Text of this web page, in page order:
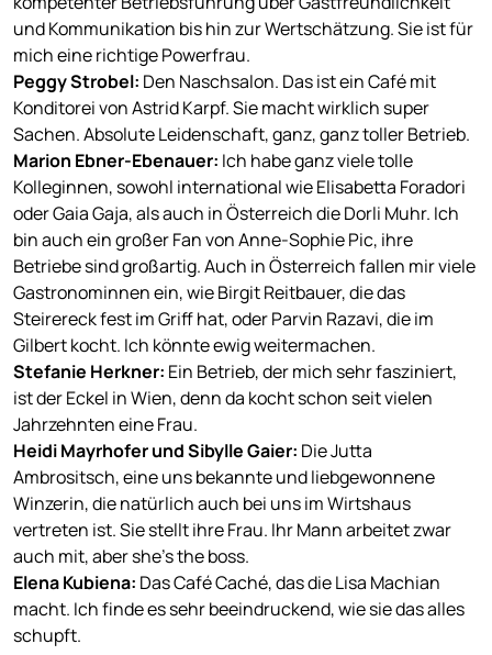
und Kommunikation bis hin zur Wertschätzung. Sie ist für
mich eine richtige Powerfrau.
Peggy Strobel: Den Naschsalon. Das ist ein Café mit
Konditorei von Astrid Karpf. Sie macht wirklich super
Sachen. Absolute Leidenschaft, ganz, ganz toller Betrieb.
Marion Ebner-Ebenauer: Ich habe ganz viele tolle
Kolleginnen, sowohl international wie Elisabetta Foradori
oder Gaia Gaja, als auch in Österreich die Dorli Muhr. Ich
bin auch ein großer Fan von Anne-Sophie Pic, ihre
Betriebe sind großartig. Auch in Österreich fallen mir viele
Gastronominnen ein, wie Birgit Reitbauer, die das
Steirereck fest im Griff hat, oder Parvin Razavi, die im
Gilbert kocht. Ich könnte ewig weitermachen.
Stefanie Herkner: Ein Betrieb, der mich sehr fasziniert,
ist der Eckel in Wien, denn da kocht schon seit vielen
Jahrzehnten eine Frau.
Heidi Mayrhofer und Sibylle Gaier: Die Jutta
Ambrositsch, eine uns bekannte und liebgewonnene
Winzerin, die natürlich auch bei uns im Wirtshaus
vertreten ist. Sie stellt ihre Frau. Ihr Mann arbeitet zwar
auch mit, aber she’s the boss.
Elena Kubiena: Das Café Caché, das die Lisa Machian
macht. Ich finde es sehr beeindruckend, wie sie das alles
schupft.